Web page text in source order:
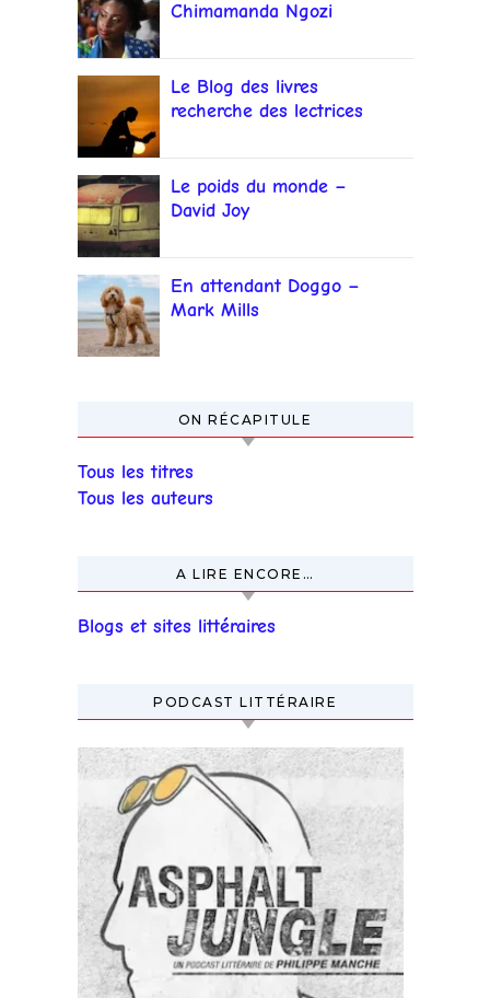
Chimamanda Ngozi
Le Blog des livres
recherche des lectrices
Le poids du monde –
David Joy
En attendant Doggo –
Mark Mills
ON RÉCAPITULE
Tous les titres
Tous les auteurs
A LIRE ENCORE…
Blogs et sites littéraires
PODCAST LITTÉRAIRE